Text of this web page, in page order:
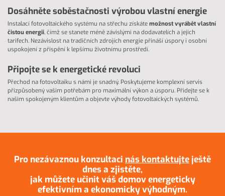
Dosáhněte soběstačnosti výrobou vlastní energie
Instalací fotovoltaického systému na střechu získátemožnost vyrábět vlastní
čistou energii, čímž se stanete méně závislými na dodavatelích a jejich
tarifech. Nezávislost na tradičních zdrojích energie přináší úspory i osobní
uspokojení z přispění k lepšímu životnímu prostředí.
Připojte se k energetické revoluci
Přechod na fotovoltaiku s námi je snadný. Poskytujeme komplexní servis
přizpůsobený vašim potřebám pro maximální výkon a úsporu. Přidejte se k
našim spokojeným klientům a objevte výhody fotovoltaických systémů.
Pro nezávaznou konzultaci nás kontaktujte ještě
dnes a zjistěte,
jak můžete učinit váš domov energeticky
efektivním a ekonomicky výhodným.